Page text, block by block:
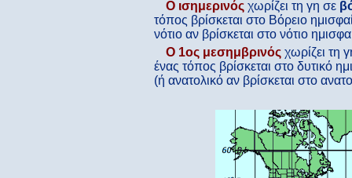
Ο ισημερινός χωρίζει τη γη σε
τόπος βρίσκεται στο Βόρειο
νότιο αν βρίσκεται στο νότιο
Ο 1ος μεσημβρινός χωρίζει τη
ένας τόπος βρίσκεται στο δυτικό
(ή ανατολικό αν βρίσκεται στο